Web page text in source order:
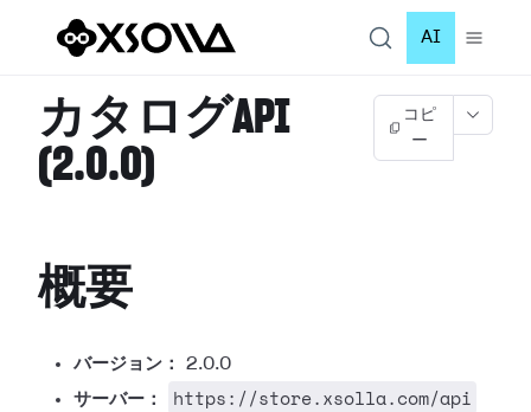
AI
カタログAPI
(2.0.0)
コピ
ー
概要
バージョン：
2.0.0
サーバー：
https://store.xsolla.com/api